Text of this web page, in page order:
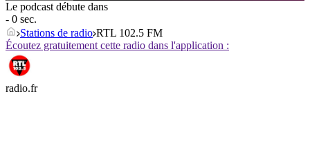
Le podcast débute dans
- 0 sec.
Stations de radio RTL 102.5 FM
Écoutez gratuitement cette radio dans l'application :
radio.fr